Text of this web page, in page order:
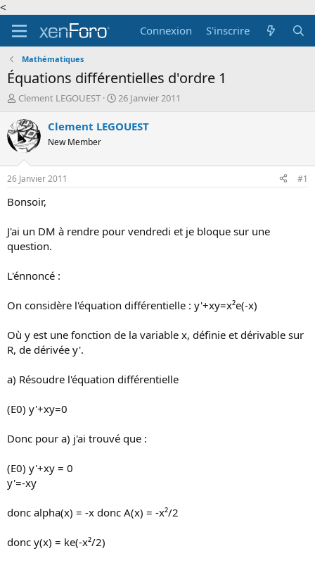
<
Connexion
S'inscrire
Mathématiques
Équations différentielles d'ordre 1
A
t
e
u
r
d
e
l
i
s
u
n
Clement LEGOUEST
D
t
é
26 Janvier 2011
Clement LEGOUEST
New Member
26 Janvier 2011 #1
Bonsoir,
J'ai un DM à rendre pour vendredi et je bloque sur une
question.
L'énnoncé :
On considère l'équation différentielle : y'+xy=x²e(-x)
Où y est une fonction de la variable x, définie et dérivable sur
R, de dérivée y'.
a) Résoudre l'équation différentielle
(E0) y'+xy=0
Donc pour a) j'ai trouvé que :
(E0) y'+xy = 0
y'=-xy
donc alpha(x) = -x donc A(x) = -x²/2
donc y(x) = ke(-x²/2)